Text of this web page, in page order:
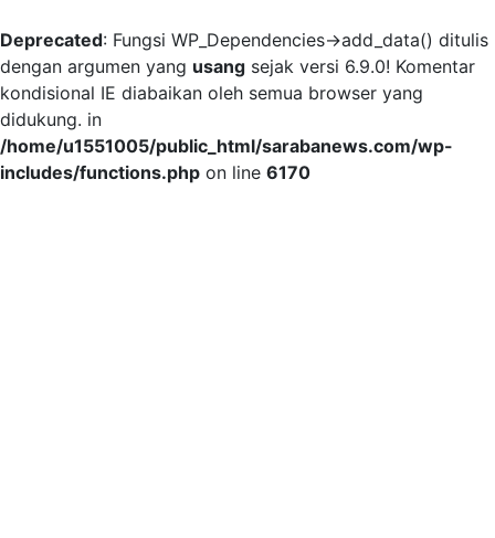
Deprecated: Fungsi WP_Dependencies->add_data() ditulis
dengan argumen yang usang sejak versi 6.9.0! Komentar
kondisional IE diabaikan oleh semua browser yang
didukung. in
/home/u1551005/public_html/sarabanews.com/wp-
includes/functions.php on line 6170